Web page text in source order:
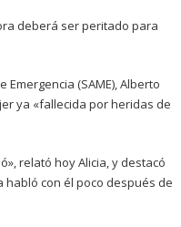
deberá ser peritado para
(SAME), Alberto
ya «fallecida por heridas de
relató hoy Alicia, y destacó
con él poco después de